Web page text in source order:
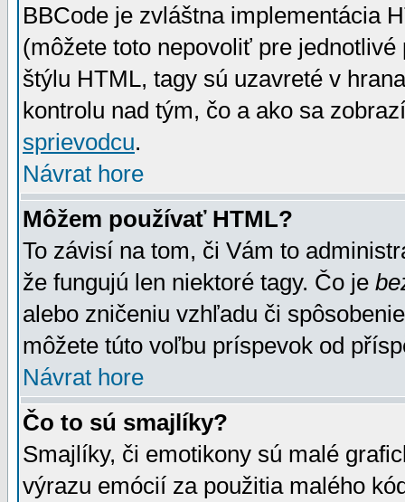
BBCode je zvláštna implementácia
(môžete toto nepovoliť pre
štýlu HTML, tagy sú uzavreté v
kontrolu nad tým, čo a ako sa
sprievodcu.
Návrat hore
Môžem používať HTML?
To závisí na tom, či Vám to
že fungujú len niektoré tagy. Čo je
alebo zničeniu vzhľadu či
môžete túto voľbu príspevok od
Návrat hore
Čo to sú smajlíky?
Smajlíky, či emotikony sú malé
výrazu emócií za použitia malého